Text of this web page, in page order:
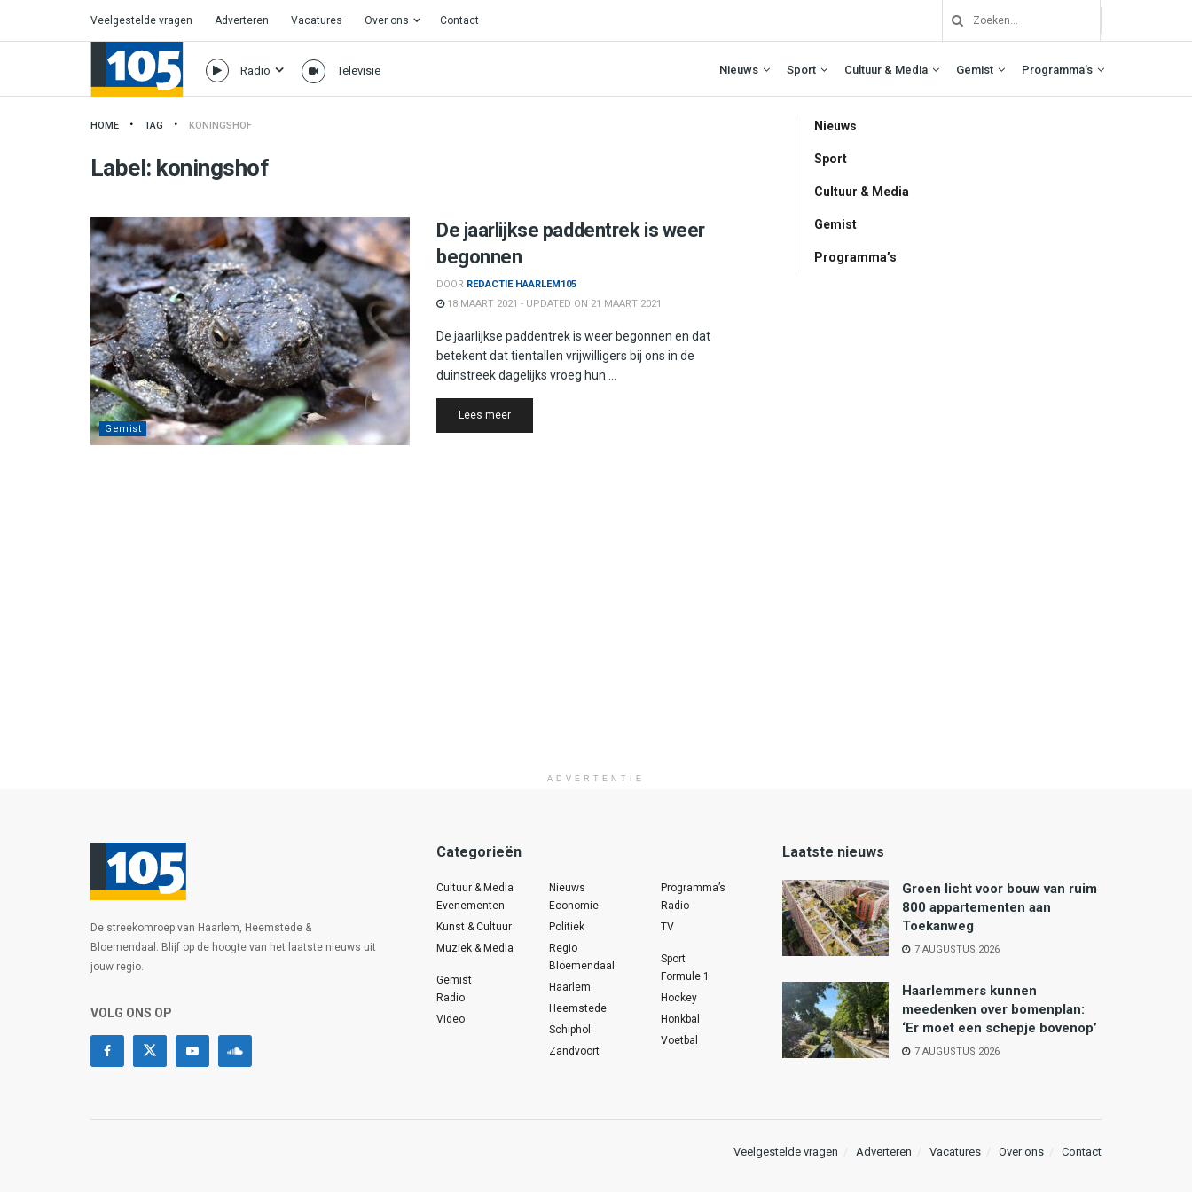
Veelgestelde vragen Adverteren Vacatures Over ons Contact
Radio Televisie Nieuws Sport Cultuur & Media Gemist Programma’s
HOME TAG KONINGSHOF
Label: koningshof
Gemist
De jaarlijkse paddentrek is weer
begonnen
DOOR REDACTIE HAARLEM105
18 MAART 2021 - UPDATED ON 21 MAART 2021
De jaarlijkse paddentrek is weer begonnen en dat
betekent dat tientallen vrijwilligers bij ons in de
duinstreek dagelijks vroeg hun ...
Lees meerDetails
Nieuws
Sport
Cultuur & Media
Gemist
Programma’s
ADVERTENTIE
De streekomroep van Haarlem, Heemstede &
Bloemendaal. Blijf op de hoogte van het laatste nieuws uit
jouw regio.
VOLG ONS OP
Categorieën
Cultuur & Media
Evenementen
Kunst & Cultuur
Muziek & Media
Gemist
Radio
Video
Nieuws
Economie
Politiek
Regio
Bloemendaal
Haarlem
Heemstede
Schiphol
Zandvoort
Programma’s
Radio
TV
Sport
Formule 1
Hockey
Honkbal
Voetbal
Laatste nieuws
Groen licht voor bouw van ruim
800 appartementen aan
Toekanweg
7 AUGUSTUS 2026
Haarlemmers kunnen
meedenken over bomenplan:
‘Er moet een schepje bovenop’
7 AUGUSTUS 2026
Veelgestelde vragen Adverteren Vacatures Over ons Contact